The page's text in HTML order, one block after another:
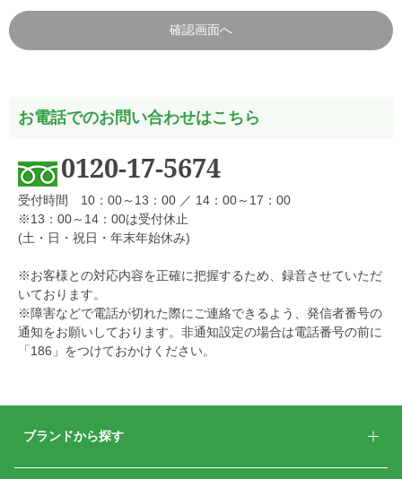
お電話でのお問い合わせはこちら
0120-17-5674
受付時間 10：00～13：00 ／ 14：00～17：00
※13：00～14：00は受付休止
(土・日・祝日・年末年始休み)
※お客様との対応内容を正確に把握するため、録音させていただ
いております。
※障害などで電話が切れた際にご連絡できるよう、発信者番号の
通知をお願いしております。非通知設定の場合は電話番号の前に
「186」をつけておかけください。
ブランドから探す